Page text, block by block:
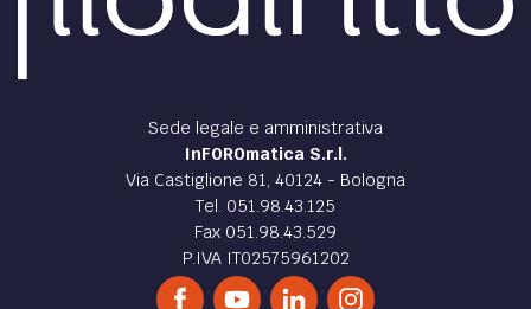
Sede legale e amministrativa
InFOROmatica S.r.l.
Via Castiglione 81, 40124 - Bologna
Tel. 051.98.43.125
Fax 051.98.43.529
P.IVA IT02575961202